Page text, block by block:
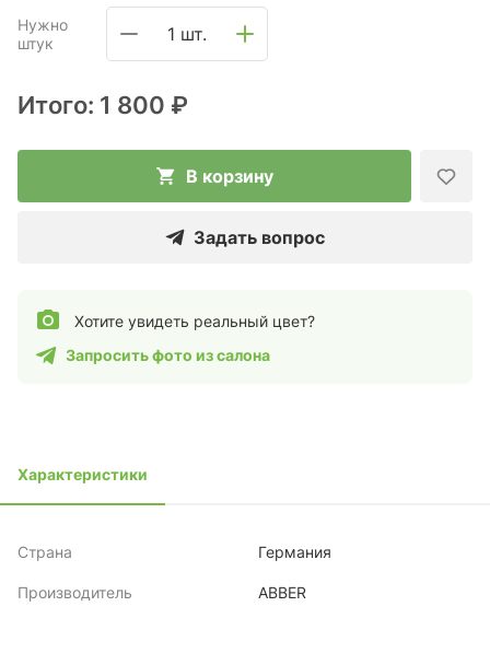
Нужно
штук
1 шт.
Итого: 1 800 ₽
В корзину
Задать вопрос
Хотите увидеть реальный цвет?
Запросить фото из салона
Характеристики
Страна Германия
Производитель ABBER